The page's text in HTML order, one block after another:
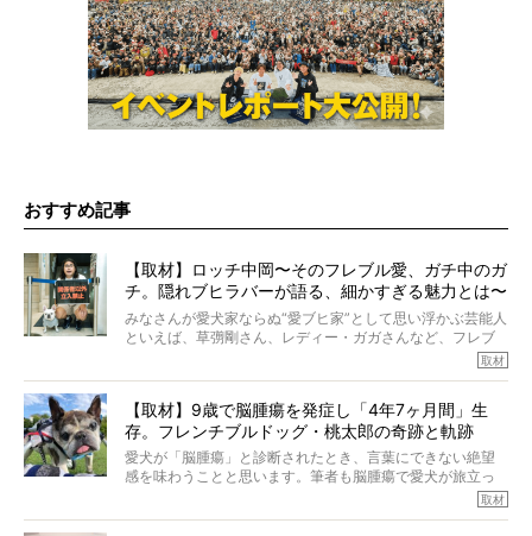
おすすめ記事
【取材】ロッチ中岡〜そのフレブル愛、ガチ中のガ
チ。隠れブヒラバーが語る、細かすぎる魅力とは〜
【前編】
みなさんが愛犬家ならぬ“愛ブヒ家”として思い浮かぶ芸能人
といえば、草彅剛さん、レディー・ガガさんなど、フレブ
ルを飼っている方が多いと思います。が、ロッチ中岡さん
も、じつは大のフレブルラバーだというのをご存知です
んのインスタグラムを覗くと、たくさんのフレブルアカウ
ントがフォローされていて、わが『FRENCH BULLDOG
LIFE』モデルのnicoやトーラスも、その中の一頭。
そんな中岡さんに、フレブルの魅力を語っていただきまし
た。そのブヒ愛っぷりは、思ってた以上！ ガチ中のガチ
取材
【取材】9歳で脳腫瘍を発症し「4年7ヶ月間」生
存。フレンチブルドッグ・桃太郎の奇跡と軌跡
愛犬が「脳腫瘍」と診断されたとき、言葉にできない絶望
感を味わうことと思います。筆者も脳腫瘍で愛犬が旅立っ
たひとり。だからこそ、どれほど厄介で困難な病気かを理
解をしているつもりです。「発症から1年生存すれば素晴ら
取材